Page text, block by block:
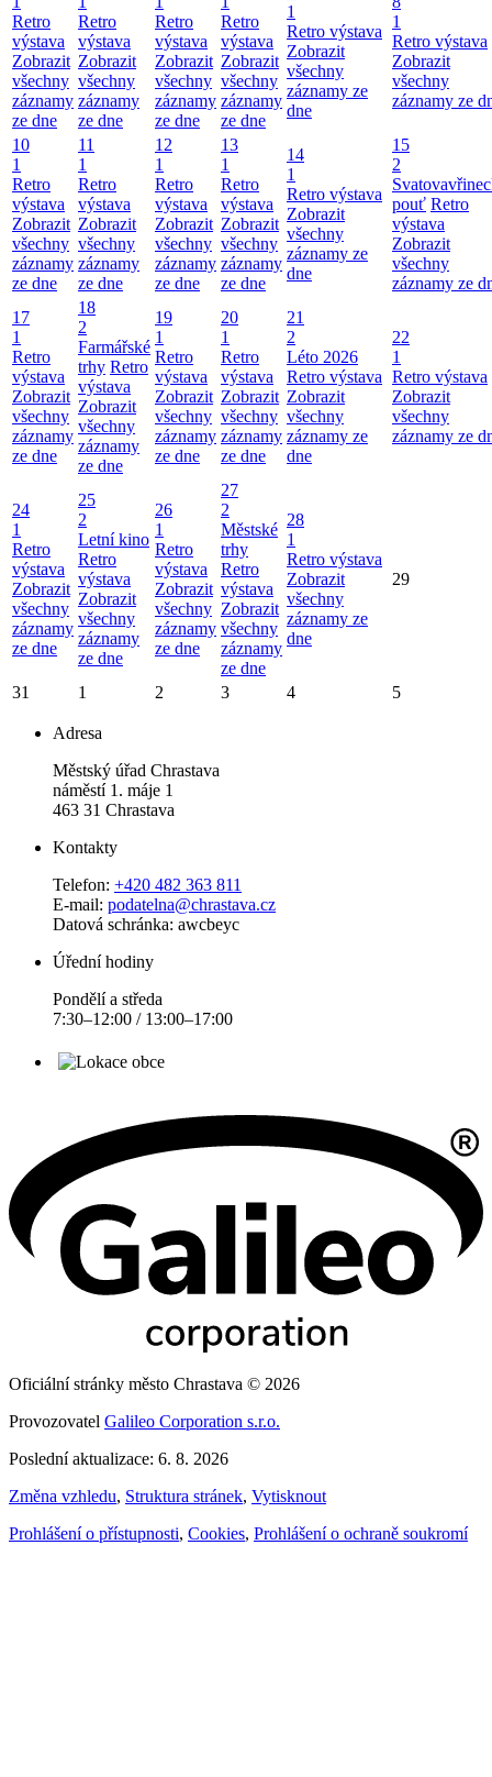
Retro
výstava
Zobrazit
všechny
záznamy
ze dne
Retro
výstava
Zobrazit
všechny
záznamy
ze dne
Retro
výstava
Zobrazit
všechny
záznamy
ze dne
Retro
výstava
Zobrazit
všechny
záznamy
ze dne
1
Retro výstava
Zobrazit
všechny
záznamy ze
dne
1
Retro výstava
Zobrazit
všechny
záznamy ze
10
1
Retro
výstava
Zobrazit
všechny
záznamy
ze dne
11
1
Retro
výstava
Zobrazit
všechny
záznamy
ze dne
12
1
Retro
výstava
Zobrazit
všechny
záznamy
ze dne
13
1
Retro
výstava
Zobrazit
všechny
záznamy
ze dne
14
1
Retro výstava
Zobrazit
všechny
záznamy ze
dne
15
2
pouť Retro
výstava
Zobrazit
všechny
záznamy ze
17
1
Retro
výstava
Zobrazit
všechny
záznamy
ze dne
18
2
Farmářské
trhy Retro
výstava
Zobrazit
všechny
záznamy
ze dne
19
1
Retro
výstava
Zobrazit
všechny
záznamy
ze dne
20
1
Retro
výstava
Zobrazit
všechny
záznamy
ze dne
21
2
Léto 2026
Retro výstava
Zobrazit
všechny
záznamy ze
dne
22
1
Retro výstava
Zobrazit
všechny
záznamy ze
24
1
Retro
výstava
Zobrazit
všechny
záznamy
ze dne
25
2
Letní kino
Retro
výstava
Zobrazit
všechny
záznamy
ze dne
26
1
Retro
výstava
Zobrazit
všechny
záznamy
ze dne
27
2
Městské
trhy
Retro
výstava
Zobrazit
všechny
záznamy
ze dne
28
1
Retro výstava
Zobrazit
všechny
záznamy ze
dne
29
31 1 2 3 4 5
Adresa
Městský úřad Chrastava
náměstí 1. máje 1
463 31 Chrastava
Kontakty
Telefon: +420 482 363 811
E-mail: podatelna@chrastava.cz
Datová schránka: awcbeyc
Úřední hodiny
Pondělí a středa
7:30–12:00 / 13:00–17:00
Oficiální stránky město Chrastava © 2026
Provozovatel Galileo Corporation s.r.o.
Poslední aktualizace: 6. 8. 2026
Změna vzhledu, Struktura stránek, Vytisknout
Prohlášení o přístupnosti, Cookies, Prohlášení o ochraně soukromí